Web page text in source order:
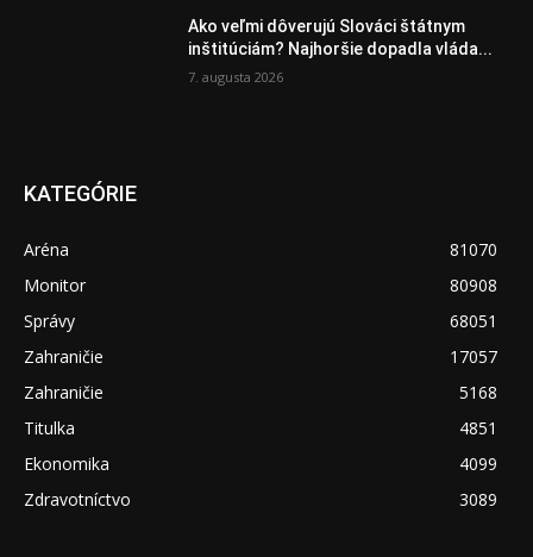
Ako veľmi dôverujú Slováci štátnym
inštitúciám? Najhoršie dopadla vláda...
7. augusta 2026
KATEGÓRIE
Aréna
81070
Monitor
80908
Správy
68051
Zahraničie
17057
Zahraničie
5168
Titulka
4851
Ekonomika
4099
Zdravotníctvo
3089